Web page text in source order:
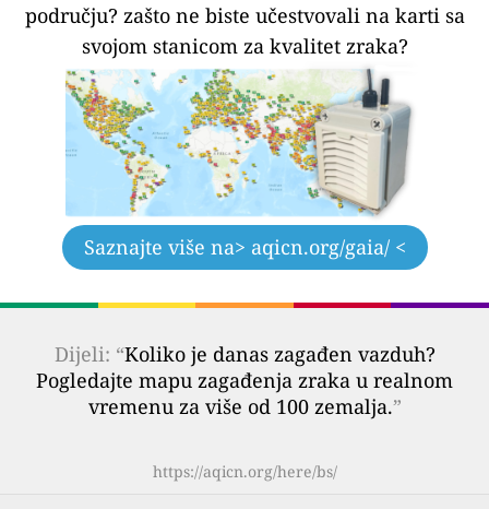
području? zašto ne biste učestvovali na karti sa
svojom stanicom za kvalitet zraka?
Saznajte više na> aqicn.org/gaia/ <
Dijeli: “Koliko je danas zagađen vazduh?
Pogledajte mapu zagađenja zraka u realnom
vremenu za više od 100 zemalja.”
https://aqicn.org/here/bs/